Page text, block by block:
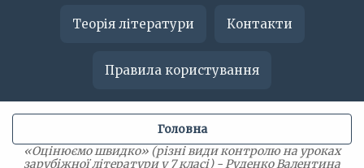
Теорія літератури Контакти
Правила користування
«Оцінюємо швидко» (різні види контролю на уроках
зарубіжної літератури у 7 класі) - Руденко Валентина
Головна